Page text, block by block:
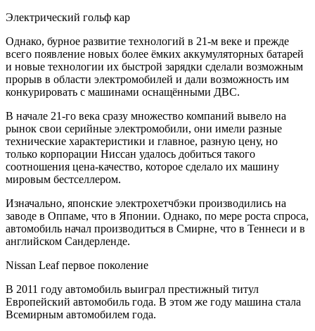
Электрический гольф кар
Однако, бурное развитие технологий в 21-м веке и прежде
всего появление новых более ёмких аккумуляторных батарей
и новые технологии их быстрой зарядки сделали возможным
прорыв в области электромобилей и дали возможность им
конкурировать с машинами оснащёнными ДВС.
В начале 21-го века сразу множество компаний вывело на
рынок свои серийные электромобили, они имели разные
технические характеристики и главное, разную цену, но
только корпорации Ниссан удалось добиться такого
соотношения цена-качество, которое сделало их машину
мировым бестселлером.
Изначально, японские электрохетчбэки производились на
заводе в Оппаме, что в Японии. Однако, по мере роста спроса,
автомобиль начал производиться в Смирне, что в Теннеси и в
английском Сандерленде.
Nissan Leaf первое поколение
В 2011 году автомобиль выиграл престижный титул
Европейский автомобиль года. В этом же году машина стала
Всемирным автомобилем года.